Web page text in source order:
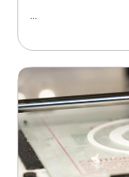
...